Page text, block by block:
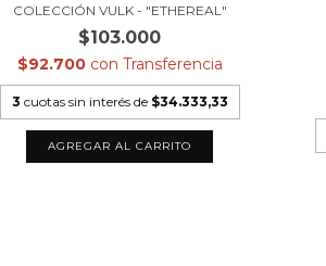
COLECCIÓN VULK - "ETHEREAL"
$103.000
$92.700 con Transferencia
3 cuotas sin interés de $34.333,33